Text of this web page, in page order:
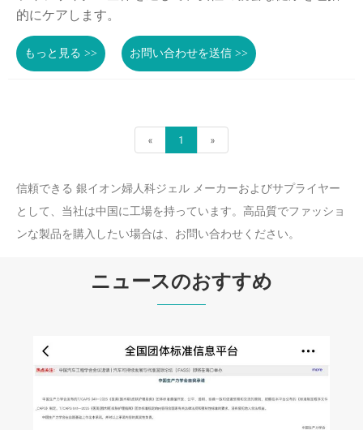
的にケアします。
もっと見る >> お問い合わせを送信 >>
« 1 »
信頼できる 銀イオン婦人科ジェル メーカーおよびサプライヤー
として、当社は中国に工場を持っています。高品質でファッショ
ンな製品を購入したい場合は、お問い合わせください。
ニュースのおすすめ